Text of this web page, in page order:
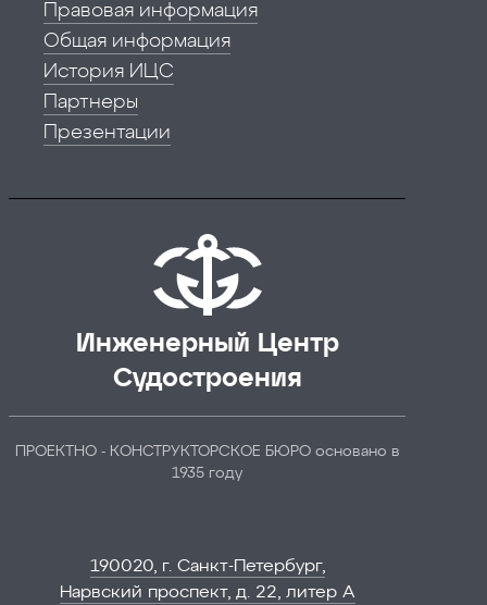
Правовая информация
Общая информация
История ИЦС
Партнеры
Презентации
Инженерный Центр
Судостроения
ПРОЕКТНО - КОНСТРУКТОРСКОЕ БЮРО основано в
1935 году
190020, г. Санкт-Петербург,
Нарвский проспект, д. 22, литер А